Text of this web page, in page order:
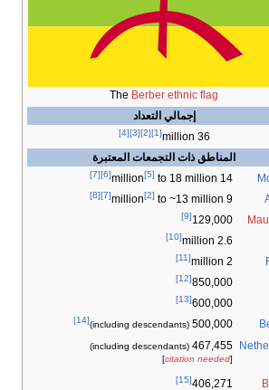
The
المعتبرة
[6]
[7]
[7]
[8]